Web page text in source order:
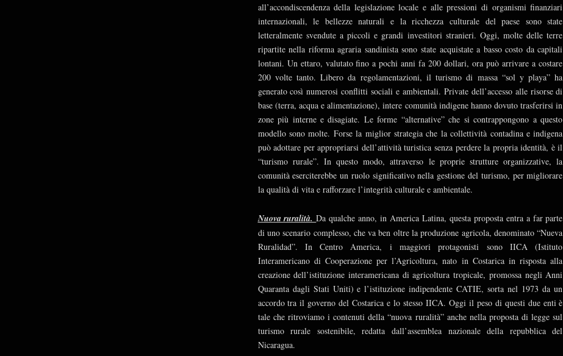
all’accondiscendenza della legislazione locale e alle pressioni di organismi finanziari
internazionali, le bellezze naturali e la ricchezza culturale del paese sono state
letteralmente svendute a piccoli e grandi investitori stranieri. Oggi, molte delle terre
ripartite nella riforma agraria sandinista sono state acquistate a basso costo da capitali
lontani. Un ettaro, valutato fino a pochi anni fa 200 dollari, ora può arrivare a costare
200 volte tanto. Libero da regolamentazioni, il turismo di massa “sol y playa” ha
generato così numerosi conflitti sociali e ambientali. Private dell’accesso alle risorse di
base (terra, acqua e alimentazione), intere comunità indigene hanno dovuto trasferirsi in
zone più interne e disagiate. Le forme “alternative” che si contrappongono a questo
modello sono molte. Forse la miglior strategia che la collettività contadina e indigena
può adottare per appropriarsi dell’attività turistica senza perdere la propria identità, è il
“turismo rurale”. In questo modo, attraverso le proprie strutture organizzative, la
comunità eserciterebbe un ruolo significativo nella gestione del turismo, per migliorare
la qualità di vita e rafforzare l’integrità culturale e ambientale.
Nuova ruralità.Da qualche anno, in America Latina, questa proposta entra a far parte
di uno scenario complesso, che va ben oltre la produzione agricola, denominato “Nueva
Ruralidad”. In Centro America, i maggiori protagonisti sono IICA (Istituto
Interamericano di Cooperazione per l’Agricoltura, nato in Costarica in risposta alla
creazione dell’istituzione interamericana di agricoltura tropicale, promossa negli Anni
Quaranta dagli Stati Uniti) e l’istituzione indipendente CATIE, sorta nel 1973 da un
accordo tra il governo del Costarica e lo stesso IICA. Oggi il peso di questi due enti è
tale che ritroviamo i contenuti della “nuova ruralità” anche nella proposta di legge sul
turismo rurale sostenibile, redatta dall’assemblea nazionale della repubblica del
Nicaragua.